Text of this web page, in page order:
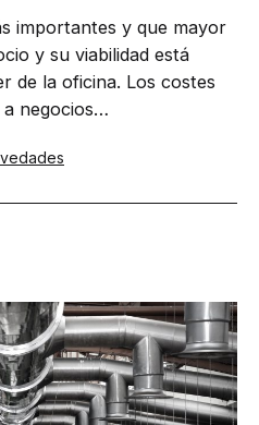
importantes y que mayor
y su viabilidad está
de la oficina. Los costes
a negocios…